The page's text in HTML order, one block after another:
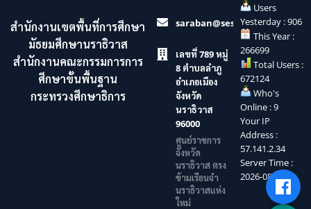
สำนักงานเขตพื้นที่การศึกษา
มัธยมศึกษานราธิวาส
สำนักงานคณะกรรมการการ
ศึกษาขั้นพื้นฐาน
กระทรวงศึกษาธิการ
saraban@sesaonara.go.th
เลขที่ 789 หมู่
8 ตำบลลำภู
อำเภอเมือง
จังหวัด
นราธิวาส
96000
ศูนย์ราชการ
จังหวัด
นราธิวาส ตรง
ข้ามเรือนจำ
นราธิวาสแห่ง
ใหม่
Users
Yesterday : 906
This Year :
266699
Total Users :
672124
Who's
Online : 9
Your IP
Address :
57.141.2.34
Server Time :
2026-08-09